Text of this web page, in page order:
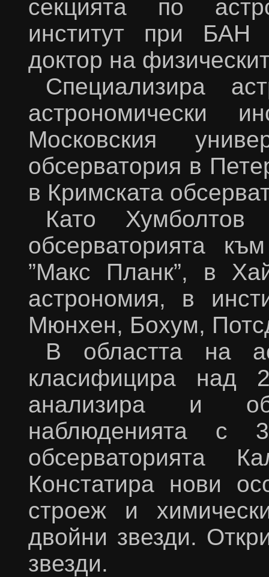
секцията по
институт при БАН
доктор на
Специализира
астрономически
Московския
обсерватория в
в Кримската
Като Хумболтов
обсерваторията
”Макс Планк”, в
астрономия, в
Мюнхен, Бохум,
В областта на
класифицира над
анализира и
наблюденията с
обсерваторията
Констатира нови
строеж и
двойни звезди.
звезди.